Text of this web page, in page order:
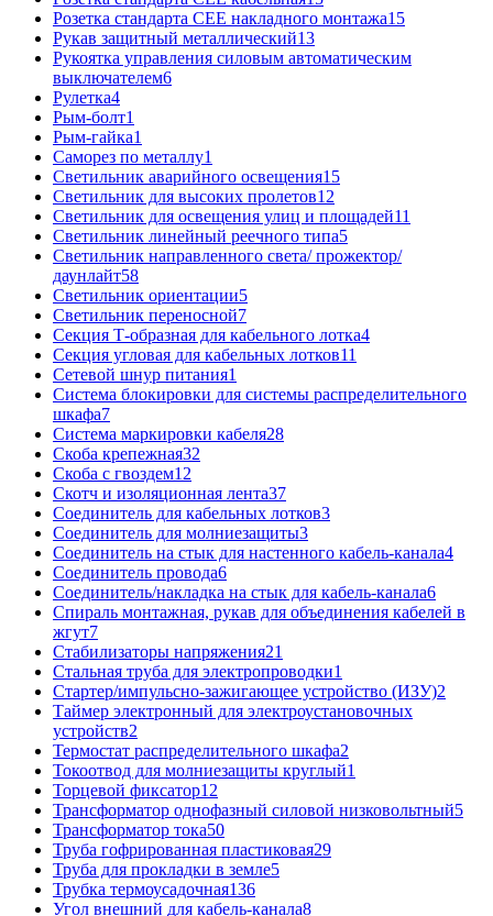
Розетка стандарта СЕЕ накладного монтажа15
Рукав защитный металлический13
Рукоятка управления силовым автоматическим
выключателем6
Рулетка4
Рым-болт1
Рым-гайка1
Саморез по металлу1
Светильник аварийного освещения15
Светильник для высоких пролетов12
Светильник для освещения улиц и площадей11
Светильник линейный реечного типа5
Светильник направленного света/ прожектор/
даунлайт58
Светильник ориентации5
Светильник переносной7
Секция Т-образная для кабельного лотка4
Секция угловая для кабельных лотков11
Сетевой шнур питания1
Система блокировки для системы распределительного
шкафа7
Система маркировки кабеля28
Скоба крепежная32
Скоба с гвоздем12
Скотч и изоляционная лента37
Соединитель для кабельных лотков3
Соединитель для молниезащиты3
Соединитель на стык для настенного кабель-канала4
Соединитель провода6
Соединитель/накладка на стык для кабель-канала6
Спираль монтажная, рукав для объединения кабелей в
жгут7
Стабилизаторы напряжения21
Стальная труба для электропроводки1
Стартер/импульсно-зажигающее устройство (ИЗУ)2
Таймер электронный для электроустановочных
устройств2
Термостат распределительного шкафа2
Токоотвод для молниезащиты круглый1
Торцевой фиксатор12
Трансформатор однофазный силовой низковольтный5
Трансформатор тока50
Труба гофрированная пластиковая29
Труба для прокладки в земле5
Трубка термоусадочная136
Угол внешний для кабель-канала8